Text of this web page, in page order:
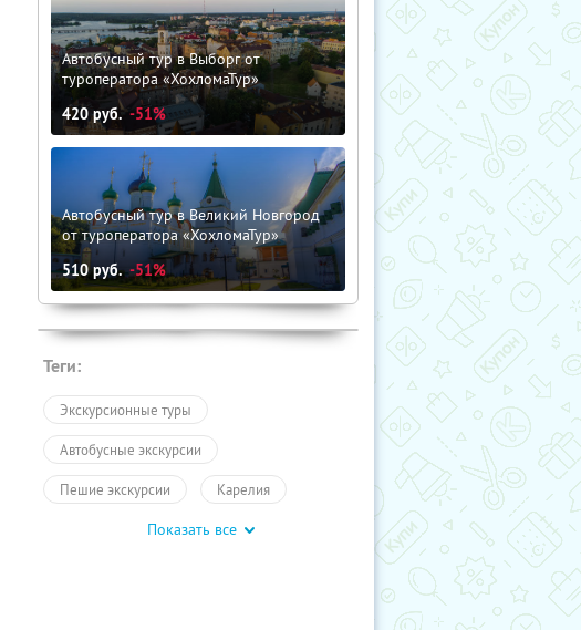
Автобусный тур в Выборг от
туроператора «ХохломаТур»
420руб. -51%
Автобусный тур в Великий Новгород
от туроператора «ХохломаТур»
510руб. -51%
Теги:
Экскурсионные туры
Автобусные экскурсии
Пешие экскурсии Карелия
Туры Развлечения
Показать все